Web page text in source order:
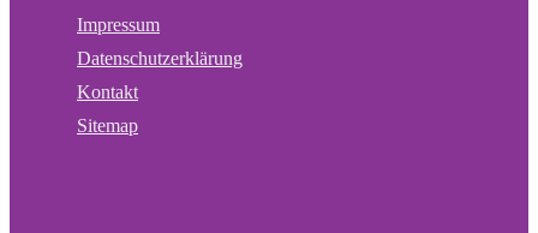
Impressum
Datenschutzerklärung
Kontakt
Sitemap